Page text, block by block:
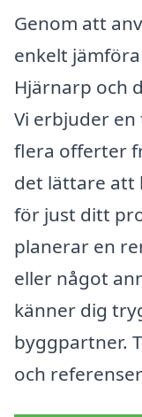
Genom att
enkelt
Hjärnarp och
Vi erbjuder
flera offerter
det lättare att
för just ditt
planerar en
eller något
känner dig
byggpartner.
och